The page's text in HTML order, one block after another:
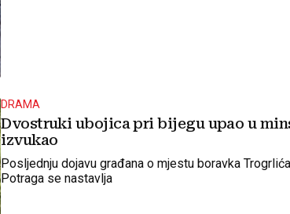
DRAMA
Dvostruki ubojica pri bijegu upao u
izvukao
Posljednju dojavu građana o mjestu boravka
Potraga se nastavlja